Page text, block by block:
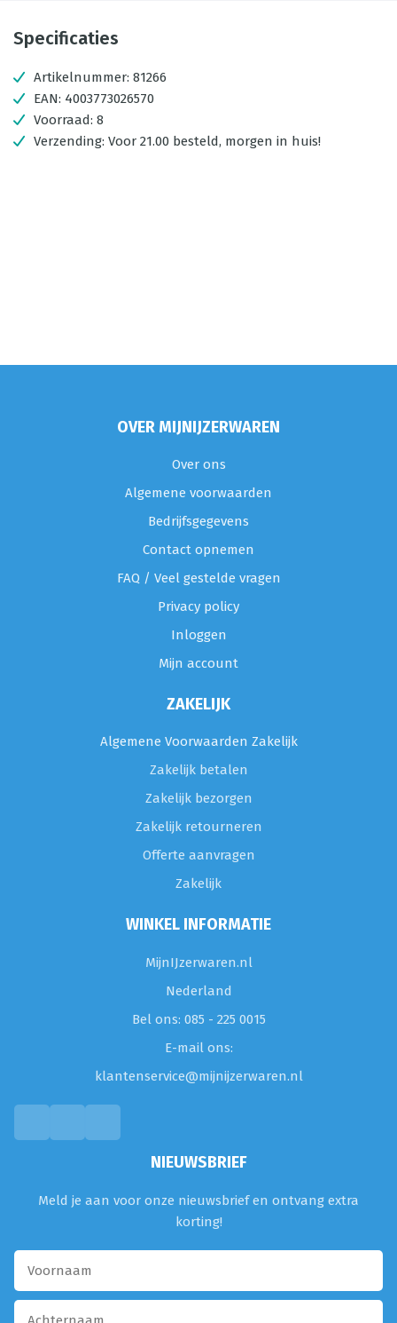
Specificaties
Artikelnummer: 81266
EAN: 4003773026570
Voorraad: 8
Verzending: Voor 21.00 besteld, morgen in huis!
OVER MIJNIJZERWAREN
Over ons
Algemene voorwaarden
Bedrijfsgegevens
Contact opnemen
FAQ / Veel gestelde vragen
Privacy policy
Inloggen
Mijn account
ZAKELIJK
Algemene Voorwaarden Zakelijk
Zakelijk betalen
Zakelijk bezorgen
Zakelijk retourneren
Offerte aanvragen
Zakelijk
WINKEL INFORMATIE
MijnIJzerwaren.nl
Nederland
Bel ons: 085 - 225 0015
E-mail ons:
klantenservice@mijnijzerwaren.nl
NIEUWSBRIEF
Meld je aan voor onze nieuwsbrief en ontvang extra
korting!